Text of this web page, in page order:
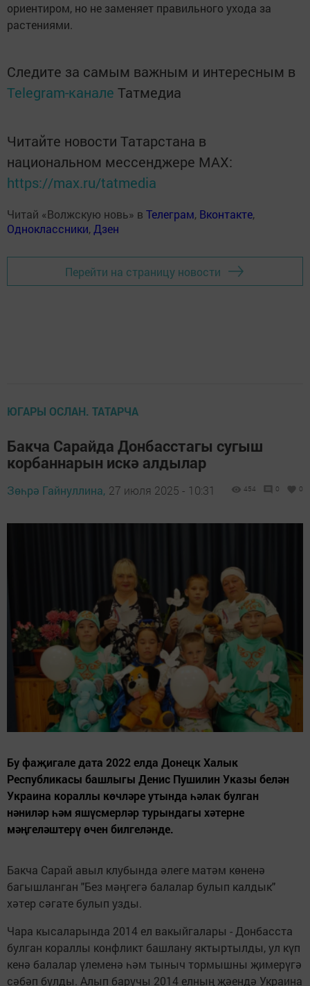
ориентиром, но не заменяет правильного ухода за
растениями.
Следите за самым важным и интересным в
Telegram-канале Татмедиа
Читайте новости Татарстана в
национальном мессенджере MАХ:
https://max.ru/tatmedia
Читай «Волжскую новь» в Телеграм, Вконтакте,
Одноклассники, Дзен
Перейти на страницу новости
ЮГАРЫ ОСЛАН. ТАТАРЧА
Бакча Сарайда Донбасстагы сугыш
корбаннарын искә алдылар
Зөһрә Гайнуллина, 27 июля 2025 - 10:31 454 0 0
Бу фаҗигале дата 2022 елда Донецк Халык
Республикасы башлыгы Денис Пушилин Указы белән
Украина кораллы көчләре утында һәлак булган
нәниләр һәм яшүсмерләр турындагы хәтерне
мәңгеләштерү өчен билгеләнде.
Бакча Сарай авыл клубында әлеге матәм көненә
багышланган "Без мәңгегә балалар булып калдык"
хәтер сәгате булып узды.
Чара кысаларында 2014 ел вакыйгалары - Донбасста
булган кораллы конфликт башлану яктыртылды, ул күп
кенә балалар үлеменә һәм тыныч тормышны җимерүгә
сәбәп булды. Алып баручы 2014 елның җәендә Украина